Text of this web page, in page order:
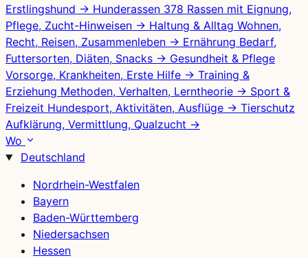
Erstlingshund → Hunderassen 378 Rassen mit Eignung,
Pflege, Zucht-Hinweisen → Haltung & Alltag Wohnen,
Recht, Reisen, Zusammenleben → Ernährung Bedarf,
Futtersorten, Diäten, Snacks → Gesundheit & Pflege
Vorsorge, Krankheiten, Erste Hilfe → Training &
Erziehung Methoden, Verhalten, Lerntheorie → Sport &
Freizeit Hundesport, Aktivitäten, Ausflüge → Tierschutz
Aufklärung, Vermittlung, Qualzucht →
Wo
Deutschland
Nordrhein-Westfalen
Bayern
Baden-Württemberg
Niedersachsen
Hessen